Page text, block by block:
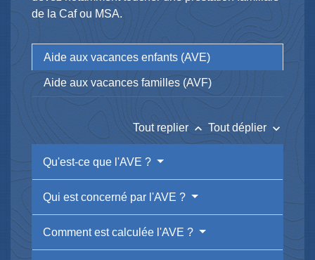
de la Caf ou MSA.
Aide aux vacances enfants (AVE)
Aide aux vacances familles (AVF)
Tout replier keyboard_arrow_up Tout déplier keyboard_arrow_down
Qu'est-ce que l'AVE ?
Qui est concerné par l'AVE ?
Comment est calculée l'AVE ?